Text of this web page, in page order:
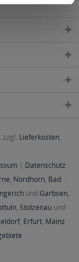
zzgl. Lieferkosten,
| Datenschutz
, Nordhorn, Bad
und Garbsen,
, Stolzenau und
, Erfurt, Mainz